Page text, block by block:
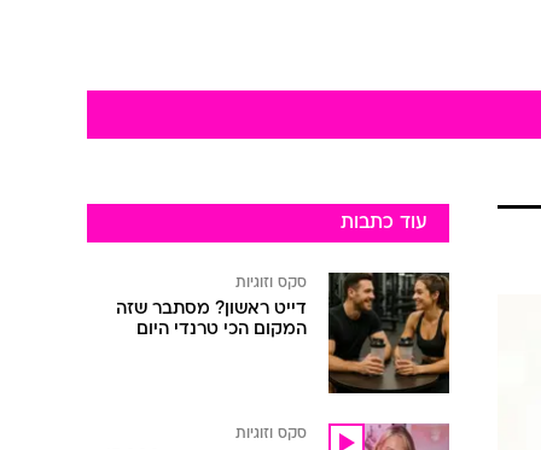
עוד כתבות
סקס וזוגיות
דייט ראשון? מסתבר שזה
המקום הכי טרנדי היום
סקס וזוגיות